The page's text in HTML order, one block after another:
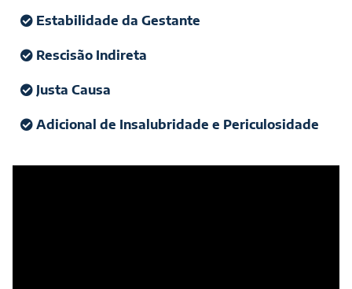
Estabilidade da Gestante
Rescisão Indireta
Justa Causa
Adicional de Insalubridade e Periculosidade